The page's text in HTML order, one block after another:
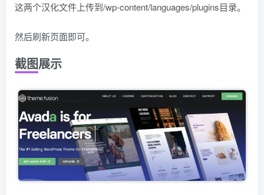
这两个汉化文件上传到/wp-content/languages/plugins目录。
然后刷新页面即可。
截图展示